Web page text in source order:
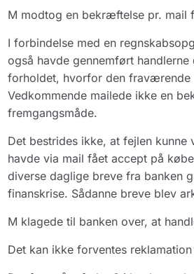
M modtog en bekræftelse pr. mail
I forbindelse med en
også havde gennemført
forholdet, hvorfor den fraværende
Vedkommende mailede ikke en
fremgangsmåde.
Det bestrides ikke, at fejlen
havde via mail fået accept på
diverse daglige breve fra banken
finanskrise. Sådanne breve blev
M klagede til banken over, at
Det kan ikke forventes